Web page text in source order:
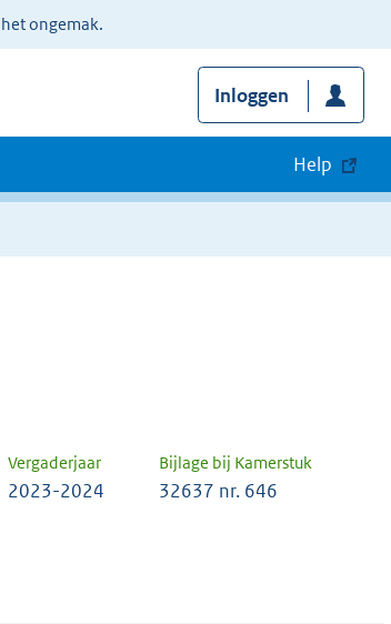
ongemak.
Inloggen
Help
Vergaderjaar Bijlage bij Kamerstuk
2023-2024 32637 nr. 646